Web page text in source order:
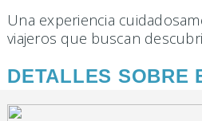
Una experiencia
viajeros que buscan
DETALLES SOBRE